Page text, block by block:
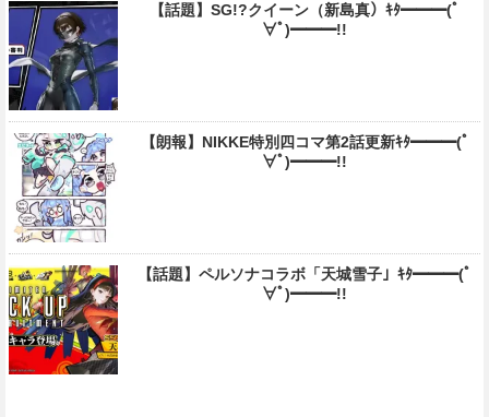
【話題】SG!?クイーン（新島真）ｷﾀ━━━(ﾟ
∀ﾟ)━━━!!
【朗報】NIKKE特別四コマ第2話更新ｷﾀ━━━(ﾟ
∀ﾟ)━━━!!
【話題】ペルソナコラボ「天城雪子」ｷﾀ━━━(ﾟ
∀ﾟ)━━━!!